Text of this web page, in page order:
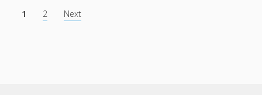
April 2008
Posts
pagination
1 2 Next